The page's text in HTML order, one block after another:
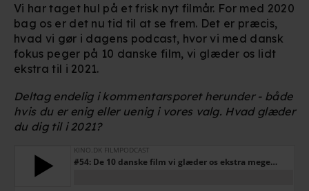
Vi har taget hul på et frisk nyt filmår. For med 2020
bag os er det nu tid til at se frem. Det er præcis,
hvad vi gør i dagens podcast, hvor vi med dansk
fokus peger på 10 danske film, vi glæder os lidt
ekstra til i 2021.
Deltag endelig i kommentarsporet herunder - både
hvis du er enig eller uenig i vores valg. Hvad glæder
du dig til i 2021?